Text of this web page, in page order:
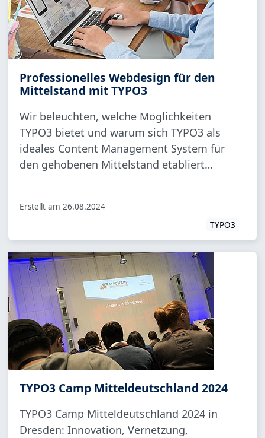
Professionelles Webdesign für den
Mittelstand mit TYPO3
Wir beleuchten, welche Möglichkeiten
TYPO3 bietet und warum sich TYPO3 als
ideales Content Management System für
den gehobenen Mittelstand etabliert…
Erstellt am26.08.2024
TYPO3
TYPO3 Camp Mitteldeutschland 2024
TYPO3 Camp Mitteldeutschland 2024 in
Dresden: Innovation, Vernetzung,